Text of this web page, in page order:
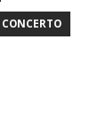
CONCERTO